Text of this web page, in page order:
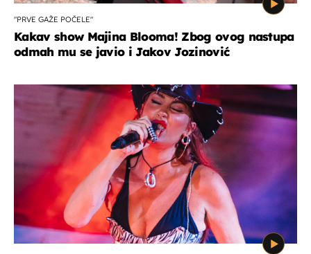
"PRVE GAŽE POČELE"
Kakav show Majina Blooma! Zbog ovog nastupa
odmah mu se javio i Jakov Jozinović